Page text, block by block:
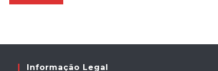
Informação Legal